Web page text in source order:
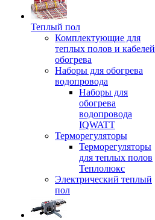
Теплый пол
Комплектующие для
теплых полов и кабелей
обогрева
Наборы для обогрева
водопровода
Наборы для
обогрева
водопровода
IQWATT
Терморегуляторы
Терморегуляторы
для теплых полов
Теплолюкс
Электрический теплый
пол